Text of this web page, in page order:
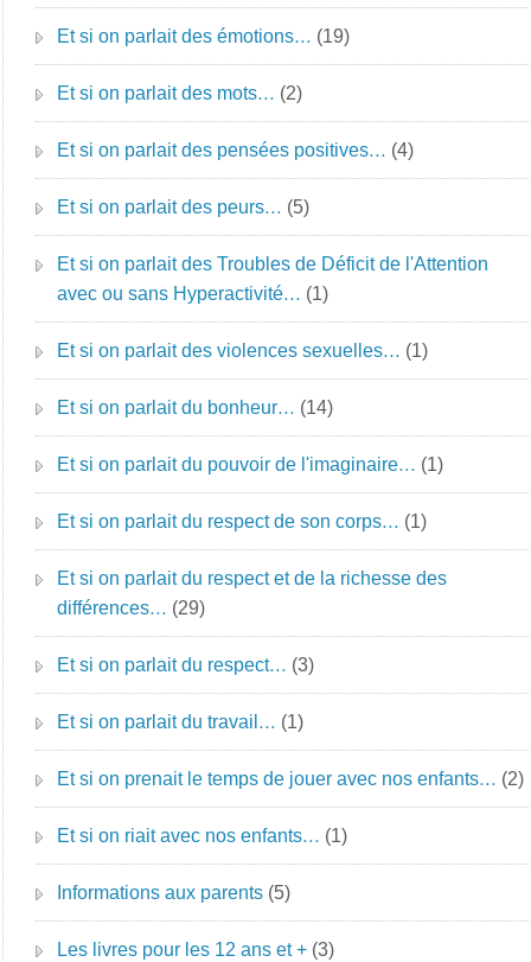
Et si on parlait des émotions… (19)
Et si on parlait des mots… (2)
Et si on parlait des pensées positives… (4)
Et si on parlait des peurs… (5)
Et si on parlait des Troubles de Déficit de l'Attention
avec ou sans Hyperactivité… (1)
Et si on parlait des violences sexuelles… (1)
Et si on parlait du bonheur… (14)
Et si on parlait du pouvoir de l'imaginaire… (1)
Et si on parlait du respect de son corps… (1)
Et si on parlait du respect et de la richesse des
différences… (29)
Et si on parlait du respect… (3)
Et si on parlait du travail… (1)
Et si on prenait le temps de jouer avec nos enfants… (2)
Et si on riait avec nos enfants… (1)
Informations aux parents (5)
Les livres pour les 12 ans et + (3)